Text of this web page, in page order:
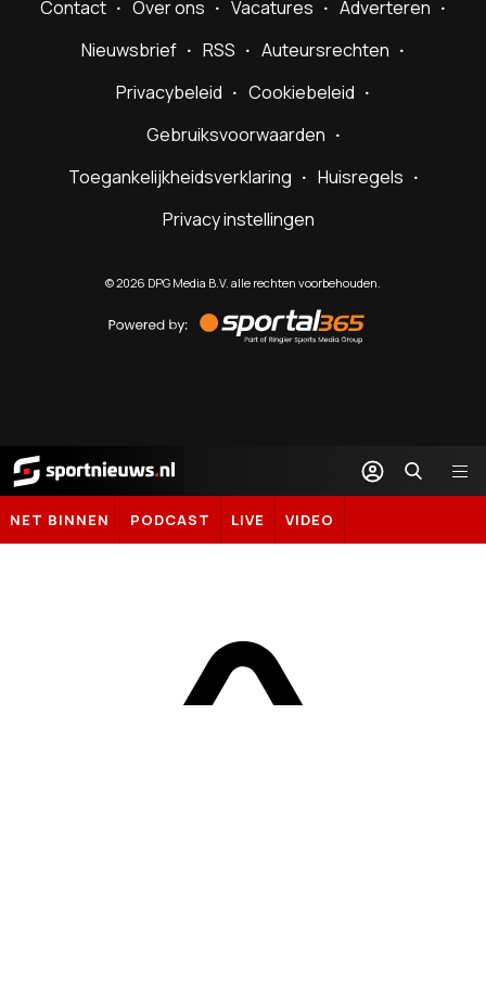
Contact Over ons Vacatures
Adverteren
Nieuwsbrief
RSS
Auteursrechten
Privacybeleid
Cookiebeleid
Gebruiksvoorwaarden
Toegankelijkheidsverklaring
Huisregels
Privacy instellingen
©2026 DPG Media B.V. alle rechten voorbehouden.
by
Sportal365
Sportnieuws.nl
NET BINNEN PODCAST LIVE VIDEO